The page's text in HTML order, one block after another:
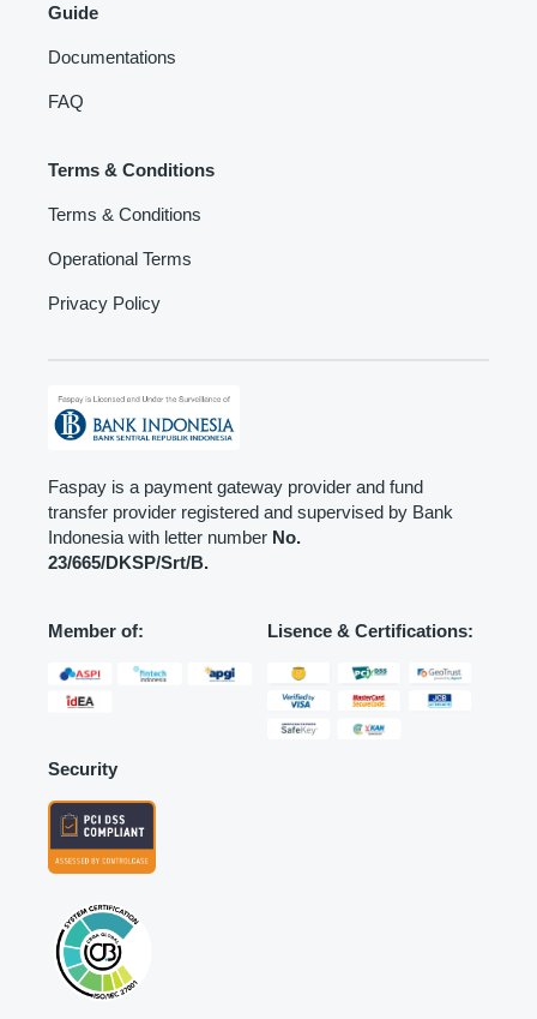
Guide
Documentations
FAQ
Terms & Conditions
Terms & Conditions
Operational Terms
Privacy Policy
Faspay is a payment gateway provider and fund
transfer provider registered and supervised by Bank
Indonesia with letter number No.
23/665/DKSP/Srt/B.
Member of: Lisence & Certifications:
Security